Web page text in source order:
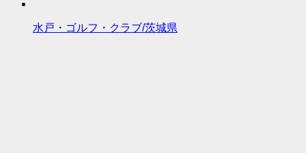
水戸・ゴルフ・クラブ/茨城県